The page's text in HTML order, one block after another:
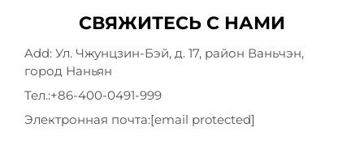
СВЯЖИТЕСЬ С НАМИ
Add: Ул. Чжунцзин-Бэй, д. 17, район Ваньчэн,
город Наньян
Тел.:+86-400-0491-999
Электронная почта:[email protected]